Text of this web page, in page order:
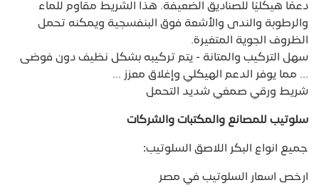
دعمًا هيكليًا للصناديق الضعيفة. هذا الشريط مقاوم للماء
والرطوبة والندى والأشعة فوق البنفسجية ويمكنه تحمل
الظروف الجوية المتغيرة.
سهل التركيب والمتانة - يتم تركيبه بشكل نظيف دون فوضى
... مما يوفر الدعم الهيكلي وإغلاق معزز ...
شريط ورقي صمغي شديد التحمل
سلوتيب للمصانع والمكتبات والشركات
جميع انواع البكر اللاصق السلوتيب:
ارخص اسعار السلوتيب في مصر